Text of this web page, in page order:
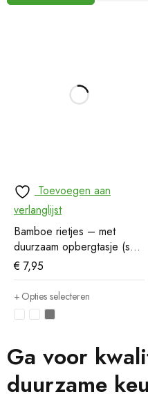
Toevoegen aan
verlanglijst
Bamboe rietjes – met
duurzaam opbergtasje (set
van 6)
€ 7,95
Opties selecteren
Ga voor
duurzame